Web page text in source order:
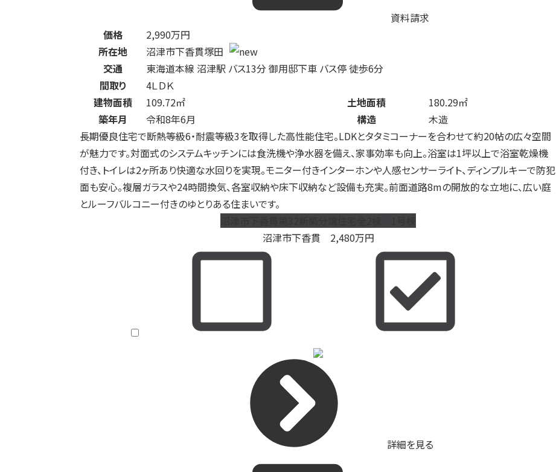
資料請求
価格
2,990万円
所在地
沼津市下香貫塚田
交通
東海道本線 沼津駅 バス13分 御用邸下車 バス停 徒歩6分
間取り
4ＬＤＫ
建物面積
109.72㎡ 土地面積
180.29㎡
築年月
令和8年6月 構造
木造
長期優良住宅で断熱等級6・耐震等級3を取得した高性能住宅。LDKとタタミコーナーを合わせて約20帖の広々空間
が魅力です。対面式のシステムキッチンには食洗機や浄水器を備え、家事効率も向上。浴室は1坪以上で浴室乾燥機
付き、トイレは2ヶ所あり快適な水回りを実現。モニター付きインターホンや人感センサーライト、ディンプルキーで防犯
面も安心。複層ガラスや24時間換気、各室収納や床下収納など設備も充実。前面道路8mの開放的な立地に、広い庭
とルーフバルコニー付きのゆとりある住まいです。
沼津市下香貫
2,480万円
詳細を見る